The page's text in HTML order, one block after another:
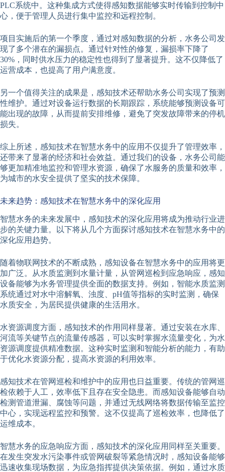
PLC系统中。这种集成方式使得感知数据能够实时传输到控制中
心，便于管理人员进行集中监控和远程控制。
项目实施后的第一个季度，通过对感知数据的分析，水务公司发
现了多个潜在的漏损点。通过针对性的修复，漏损率下降了
30%，同时供水压力的稳定性也得到了显著提升。这不仅降低了
运营成本，也提高了用户满意度。
另一个值得关注的成果是，感知技术还帮助水务公司实现了预测
性维护。通过对设备运行数据的长期跟踪，系统能够预测设备可
能出现的故障，从而提前安排维修，避免了突发故障带来的停机
损失。
综上所述，感知技术在智慧水务中的应用不仅提升了管理效率，
还带来了显著的经济和社会效益。通过我们的设备，水务公司能
够更加精准地监控和管理水资源，确保了水服务的质量和效率，
为城市的水安全提供了坚实的技术保障。
未来趋势：感知技术在智慧水务中的深化应用
智慧水务的未来发展中，感知技术的深化应用将成为推动行业进
步的关键力量。以下将从几个方面探讨感知技术在智慧水务中的
深化应用趋势。
随着物联网技术的不断成熟，感知设备在智慧水务中的应用将更
加广泛。从水质监测到水量计量，从管网巡检到应急响应，感知
设备能够为水务管理提供全面的数据支持。例如，智能水质监测
系统通过对水中溶解氧、浊度、pH值等指标的实时监测，确保
水质安全，为居民提供健康的生活用水。
水资源调度方面，感知技术的作用同样显著。通过安装在水库、
河流等关键节点的流量传感器，可以实时掌握水流量变化，为水
资源调度提供精准数据。这种实时监测和智能分析的能力，有助
于优化水资源分配，提高水资源的利用效率。
感知技术在管网巡检和维护中的应用也日益重要。传统的管网巡
检依赖于人工，效率低下且存在安全隐患。而感知设备能够自动
检测管道泄漏、腐蚀等问题，并通过无线网络将数据传输至监控
中心，实现远程监控和预警。这不仅提高了巡检效率，也降低了
运维成本。
智慧水务的应急响应方面，感知技术的深化应用同样至关重要。
在发生突发水污染事件或管网破裂等紧急情况时，感知设备能够
迅速收集现场数据，为应急指挥提供决策依据。例如，通过水质